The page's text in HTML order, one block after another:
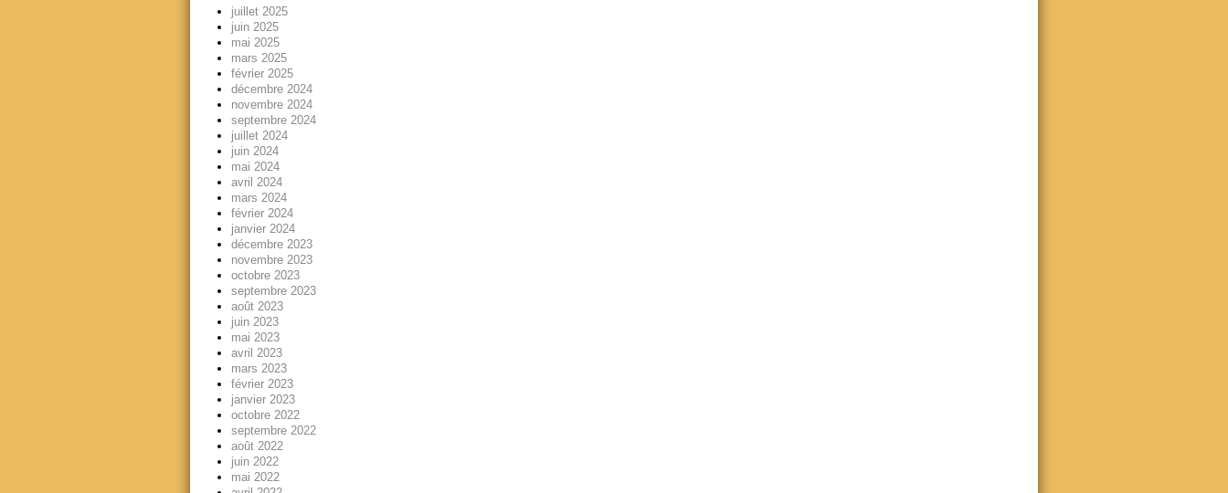
juillet 2025
juin 2025
mai 2025
mars 2025
février 2025
décembre 2024
novembre 2024
septembre 2024
juillet 2024
juin 2024
mai 2024
avril 2024
mars 2024
février 2024
janvier 2024
décembre 2023
novembre 2023
octobre 2023
septembre 2023
août 2023
juin 2023
mai 2023
avril 2023
mars 2023
février 2023
janvier 2023
octobre 2022
septembre 2022
août 2022
juin 2022
mai 2022